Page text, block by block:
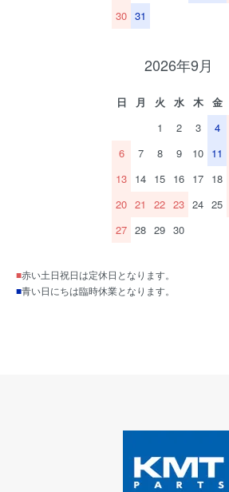
30 31
2026年9月
日 月 火 水 木 金
1
2 3 4
6
7 8 9 10 11
13 14 15 16 17 18
20 21 22 23 24 25
27 28 29 30
■赤い土日祝日は定休日となります。
■青い日にちは臨時休業となります。